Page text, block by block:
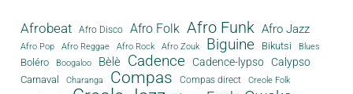
Afrobeat Afro Disco Afro Folk Afro Funk Afro Jazz
Afro Pop Afro Reggae Afro Rock Afro Zouk Biguine Bikutsi Blues
Boléro Boogaloo Bèlè Cadence Cadence-lypso Calypso
Carnaval Charanga Compas Compas direct
Creole Folk